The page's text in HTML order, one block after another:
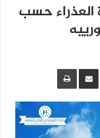
العذراء حسب
مشاركة عبر البريد طباعة